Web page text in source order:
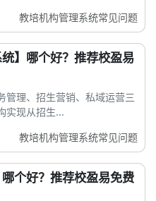
教培机构管理系统常见问题
统】哪个好？推荐校盈易
管理、招生营销、私域运营三
实现从招生...
教培机构管理系统常见问题
哪个好？推荐校盈易免费